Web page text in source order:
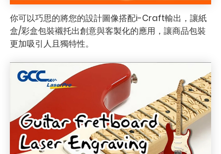
你可以巧思的將您的設計圖像搭配i-Craft輸出，讓紙
盒/彩盒包裝襯托出創意與客製化的應用，讓商品包裝
更加吸引人且獨特性。